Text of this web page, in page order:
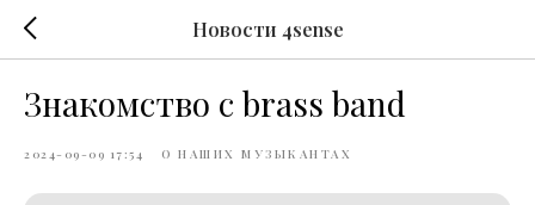
Новости 4sense
Знакомство с brass band
2024-09-09 17:54 О НАШИХ МУЗЫКАНТАХ